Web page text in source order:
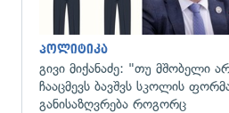
პოლიტიკა
გივი მიქანაძე: "თუ მშობელი
ჩააცმევს ბავშვს სკოლის
განისაზღვრება როგორც